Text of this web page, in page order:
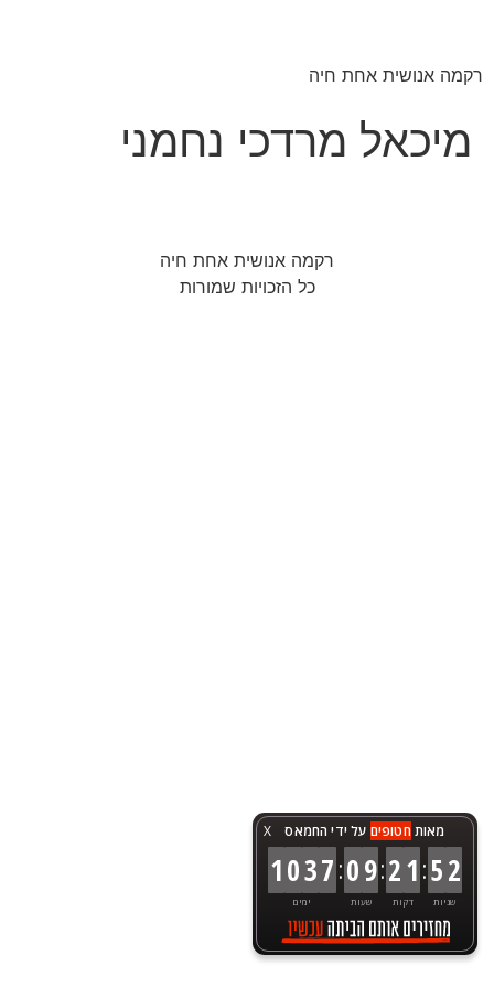
X מאותחטופים על ידי החמאס
1037
ימים
:09
שעות
:21
דקות
:52
שניות
רקמה אנושית אחת חיה
מיכאל מרדכי נחמני
רקמה אנושית אחת חיה
כל הזכויות שמורות